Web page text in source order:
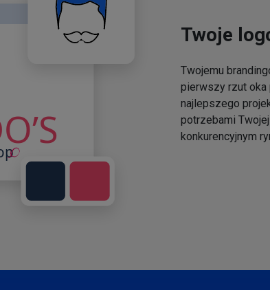
Twoje
Twojemu
pierwszy rzut oka
najlepszego
potrzebami
konkurencyjnym